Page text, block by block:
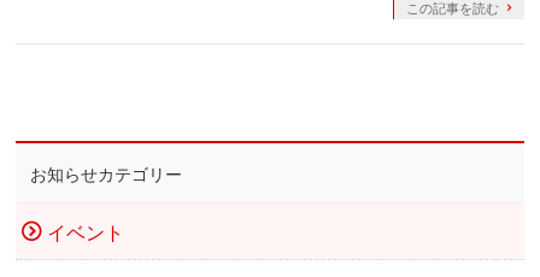
この記事を読む
お知らせカテゴリー
イベント